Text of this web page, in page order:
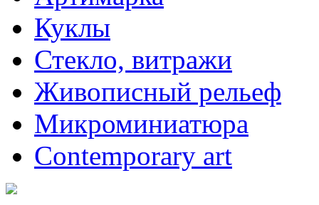
Куклы
Стекло, витражи
Живописный рельеф
Микроминиатюра
Contemporary art